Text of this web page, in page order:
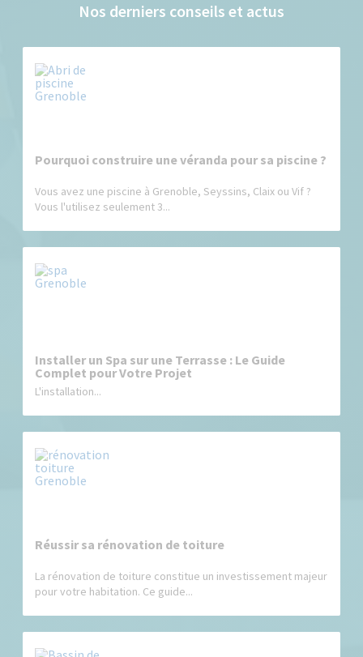
Nos derniers conseils et actus
Pourquoi construire une véranda pour sa piscine ?
Vous avez une piscine à Grenoble, Seyssins, Claix ou Vif ?
Vous l'utilisez seulement 3...
Installer un Spa sur une Terrasse : Le Guide
Complet pour Votre Projet
L'installation...
Réussir sa rénovation de toiture
La rénovation de toiture constitue un investissement majeur
pour votre habitation. Ce guide...